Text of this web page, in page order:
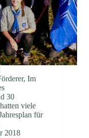
Im
30
viele
für
2018